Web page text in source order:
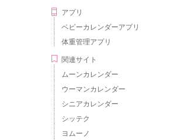
アプリ
ベビーカレンダーアプリ
体重管理アプリ
関連サイト
ムーンカレンダー
ウーマンカレンダー
シニアカレンダー
シッテク
ヨムーノ